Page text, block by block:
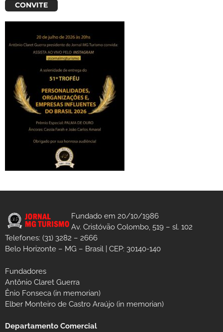
CONVITE
Fundado em 20/10/1986
Av. Cristóvão Colombo, 519 – sl. 102
Telefones: (31) 3282 – 2666
Belo Horizonte – MG – Brasil | CEP: 30140-140
Fundadores
Antônio Claret Guerra
Ênio Fonseca (in memorian)
Elber Monteiro de Castro Araújo (in memorian)
Departamento Comercial